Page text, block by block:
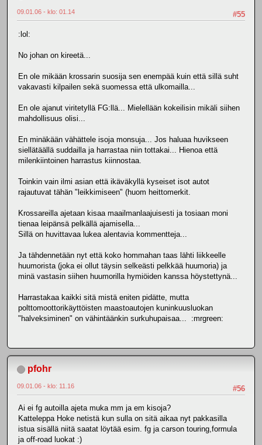
#55
09.01.06 - klo: 01.14
:lol:
No johan on kireetä...
En ole mikään krossarin suosija sen enempää kuin että sillä suht
vakavasti kilpailen sekä suomessa että ulkomailla...
En ole ajanut viritetyllä FG:llä... Mielellään kokeilisin mikäli siihen
mahdollisuus olisi...
En minäkään vähättele isoja monsuja... Jos haluaa huvikseen
siellätäällä suddailla ja harrastaa niin tottakai... Hienoa että
milenkiintoinen harrastus kiinnostaa.
Toinkin vain ilmi asian että ikäväkyllä kyseiset isot autot
rajautuvat tähän "leikkimiseen" (huom heittomerkit.
Krossareilla ajetaan kisaa maailmanlaajuisesti ja tosiaan moni
tienaa leipänsä pelkällä ajamisella...
Sillä on huvittavaa lukea alentavia kommentteja...
Ja tähdennetään nyt että koko hommahan taas lähti liikkeelle
huumorista (joka ei ollut täysin selkeästi pelkkää huumoria) ja
minä vastasin siihen huumorilla hymiöiden kanssa höystettynä...
Harrastakaa kaikki sitä mistä eniten pidätte, mutta
polttomoottorikäyttöisten maastoautojen kuninkuusluokan
"halveksiminen" on vähintäänkin surkuhupaisaa... :mrgreen:
pfohr
#56
09.01.06 - klo: 11.16
Ai ei fg autoilla ajeta muka mm ja em kisoja?
Katteleppa Hoke netistä kun sulla on sitä aikaa nyt pakkasilla
istua sisällä niitä saatat löytää esim. fg ja carson touring,formula
ja off-road luokat :)